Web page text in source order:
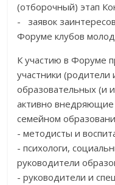
(отборочный) этап
- заявок
Форуме клубов
К участию в Форуме
участники (родители
образовательных (и
активно
семейном
- методисты и
- психологи,
руководители
- руководители и